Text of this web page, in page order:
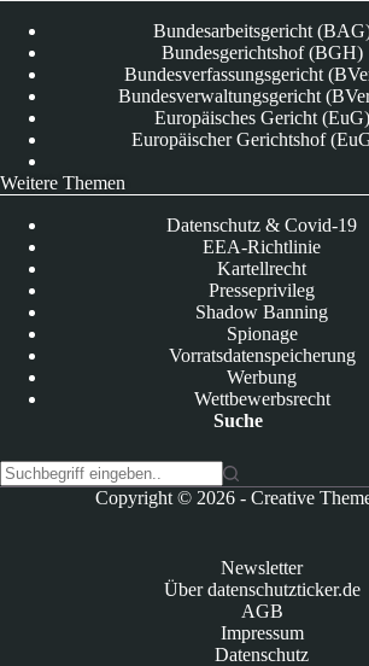
Bundesarbeitsgericht
Bundesgerichtshof (BGH)
Bundesverfassungsgericht
Bundesverwaltungsgericht
Europäisches Gericht (EuG)
Europäischer Gerichtshof
Weitere Themen
Datenschutz & Covid-19
EEA-Richtlinie
Kartellrecht
Presseprivileg
Shadow Banning
Spionage
Vorratsdatenspeicherung
Werbung
Wettbewerbsrecht
Suche
Copyright © 2026 -Creative
Newsletter
Über datenschutzticker.de
AGB
Impressum
Datenschutz